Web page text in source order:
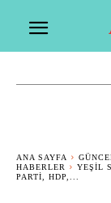
ANA SAYFA
HABERLER
YEŞIL
PARTI, HDP,...